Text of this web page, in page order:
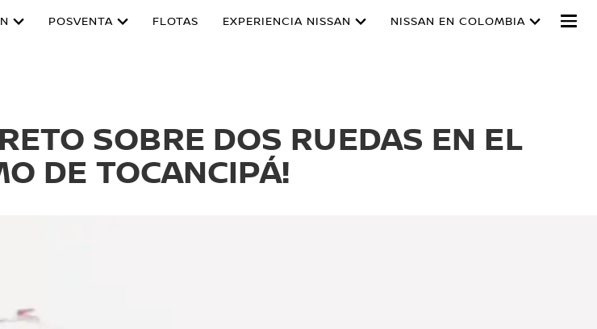
POSVENTA FLOTAS EXPERIENCIA NISSAN NISSAN EN COLOMBIA
SOBRE DOS RUEDAS EN EL
DE TOCANCIPÁ!